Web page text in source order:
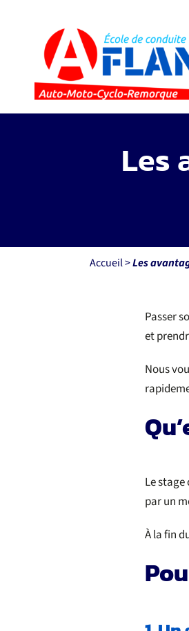
Les
Accueil>Les
Passer
et
Nous
Le
par un
À la fin